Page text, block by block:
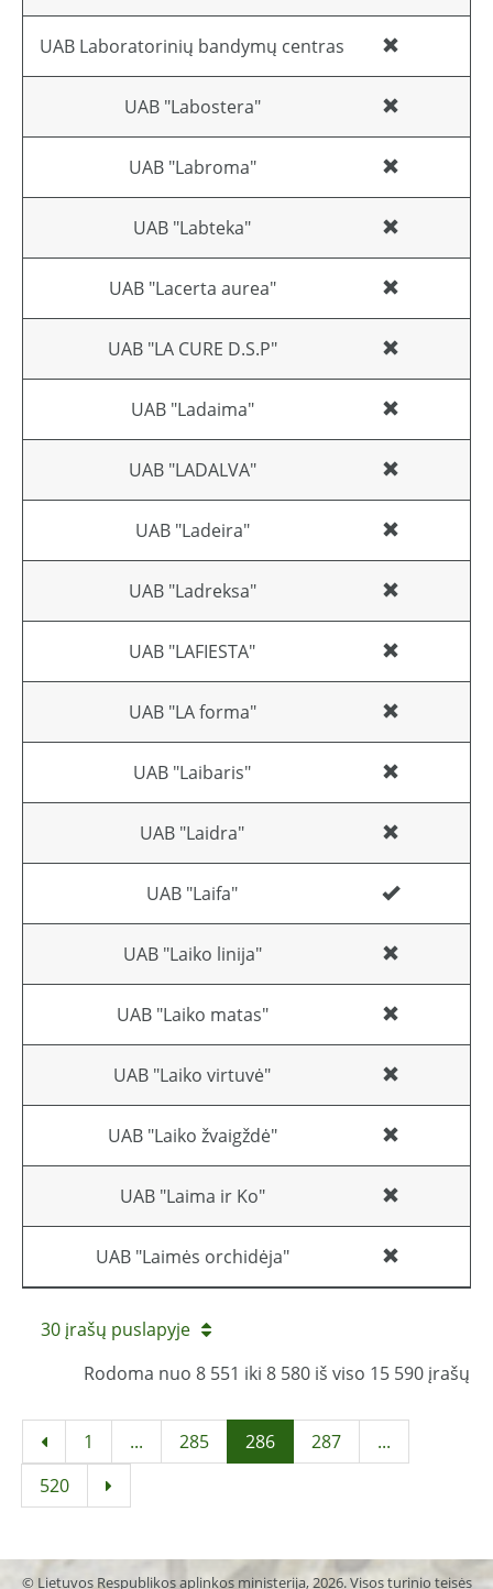
UAB Laboratorinių bandymų centras
UAB "Labostera"
UAB "Labroma"
UAB "Labteka"
UAB "Lacerta aurea"
UAB "LA CURE D.S.P"
UAB "Ladaima"
UAB "LADALVA"
UAB "Ladeira"
UAB "Ladreksa"
UAB "LAFIESTA"
UAB "LA forma"
UAB "Laibaris"
UAB "Laidra"
UAB "Laifa"
UAB "Laiko linija"
UAB "Laiko matas"
UAB "Laiko virtuvė"
UAB "Laiko žvaigždė"
UAB "Laima ir Ko"
UAB "Laimės orchidėja"
30 įrašų puslapyje
Rodoma nuo 8 551 iki 8 580 iš viso 15 590 įrašų
1 ... 285 286 287
...
520
© Lietuvos Respublikos aplinkos ministerija, 2026. Visos turinio teisės